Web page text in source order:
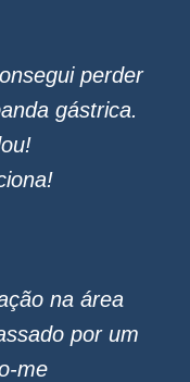
perder
gástrica.
na área
por um
me